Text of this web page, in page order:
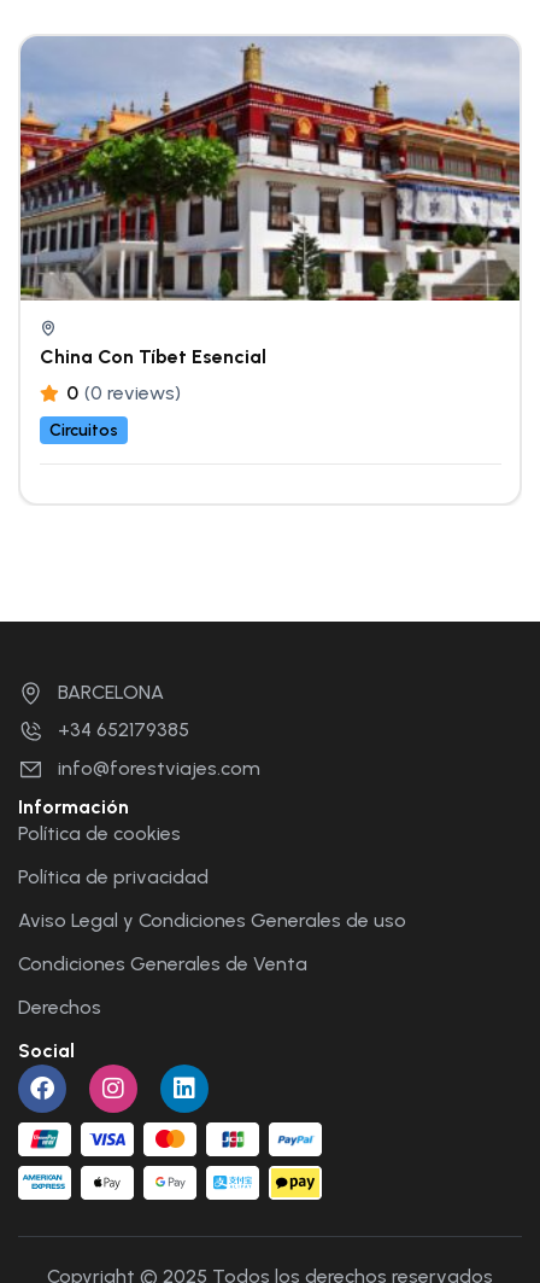
China Con Tíbet Esencial
0 (0 reviews)
Circuitos
BARCELONA
+34 652179385
info@forestviajes.com
Información
Política de cookies
Política de privacidad
Aviso Legal y Condiciones Generales de uso
Condiciones Generales de Venta
Derechos
Social
Copyright © 2025 Todos los derechos reservados